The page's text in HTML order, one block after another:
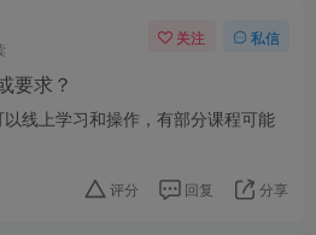
关注 私信
要求？
线上学习和操作，有部分课程可能
评分 回复 分享